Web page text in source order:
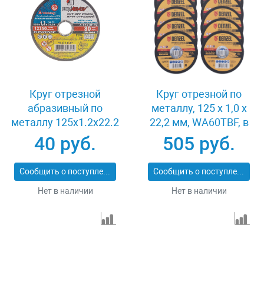
Круг отрезной
абразивный по
металлу 125x1.2x22.2
мм Луга 3612-125-1.2
40 руб.
Сообщить о поступлении
Нет в наличии
Круг отрезной по
металлу, 125 х 1,0 х
22,2 мм, WA60TBF, в
метал.банке, 10 шт.
Denzel 737610
505 руб.
Сообщить о поступлении
Нет в наличии